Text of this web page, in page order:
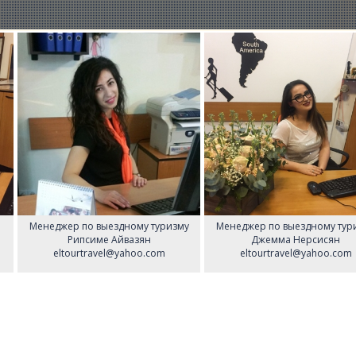
Менеджер по выездному туризму
Рипсиме Айвазян
eltourtravel@yahoo.com
Менеджер по выездному
Джемма Нерсисян
eltourtravel@yahoo.com